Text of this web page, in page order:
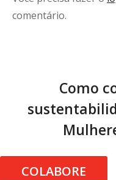
comentário.
Como
COLABORE